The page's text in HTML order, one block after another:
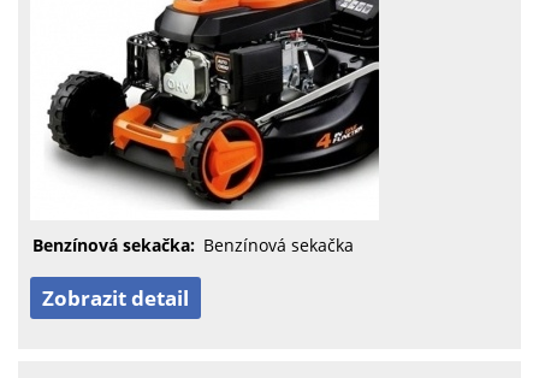
Benzínová sekačka: Benzínová sekačka
Zobrazit detail